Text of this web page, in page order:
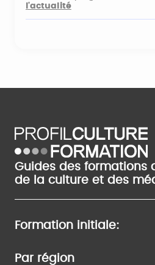
l'actualité
Guides des formations
de la culture et des
Formation initiale:
Par région